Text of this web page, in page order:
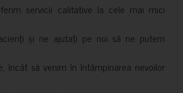
servicii calitative la cele mai mici
și ne ajutați pe noi să ne putem
încât să venim în întâmpinarea nevoilor